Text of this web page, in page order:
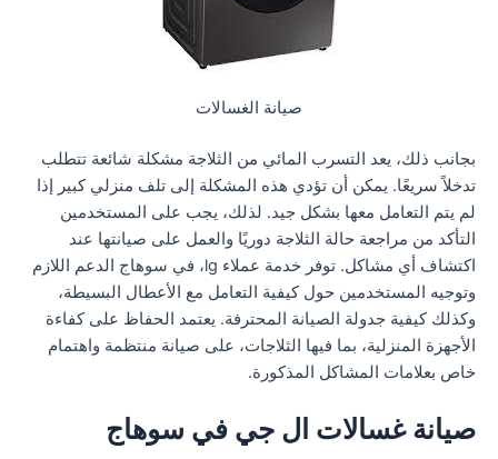
صيانة الغسالات
بجانب ذلك، يعد التسرب المائي من الثلاجة مشكلة شائعة تتطلب
تدخلاً سريعًا. يمكن أن تؤدي هذه المشكلة إلى تلف منزلي كبير إذا
لم يتم التعامل معها بشكل جيد. لذلك، يجب على المستخدمين
التأكد من مراجعة حالة الثلاجة دوريًا والعمل على صيانتها عند
اكتشاف أي مشاكل. توفر خدمة عملاء lg، في سوهاج الدعم اللازم
وتوجيه المستخدمين حول كيفية التعامل مع الأعطال البسيطة،
وكذلك كيفية جدولة الصيانة المحترفة. يعتمد الحفاظ على كفاءة
الأجهزة المنزلية، بما فيها الثلاجات، على صيانة منتظمة واهتمام
خاص بعلامات المشاكل المذكورة.
صيانة غسالات ال جي في سوهاج